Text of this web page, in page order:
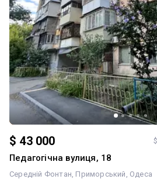
$ 43 000
Педагогічна вулиця, 18
Середній Фонтан Приморський Одеса